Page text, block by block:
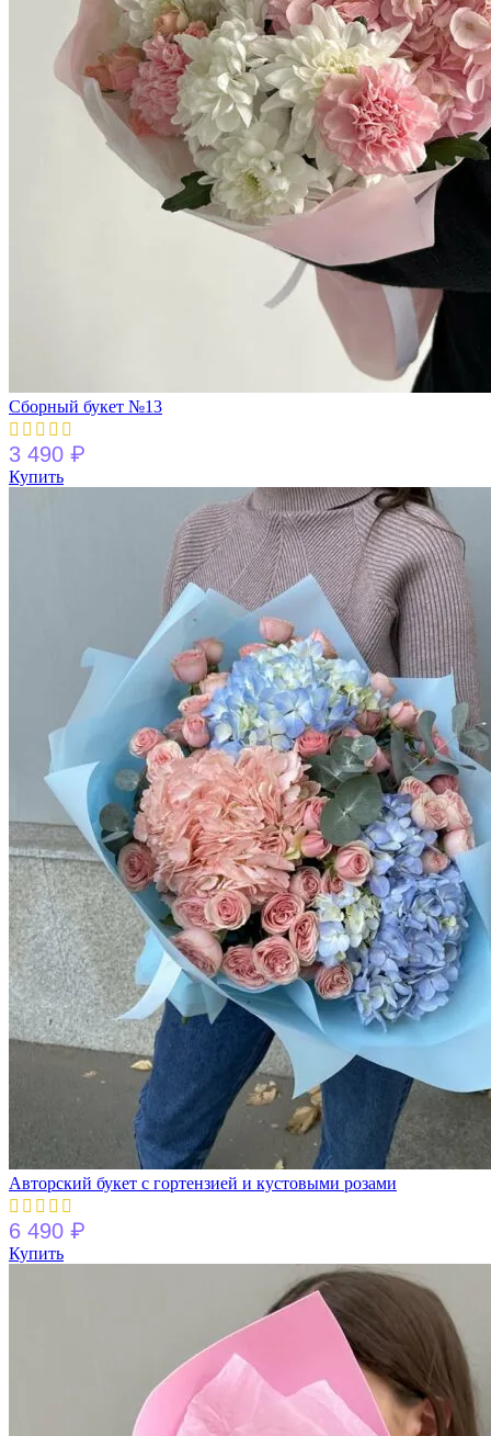
Сборный букет №13
3 490 ₽
Купить
Авторский букет с гортензией и кустовыми розами
6 490 ₽
Купить